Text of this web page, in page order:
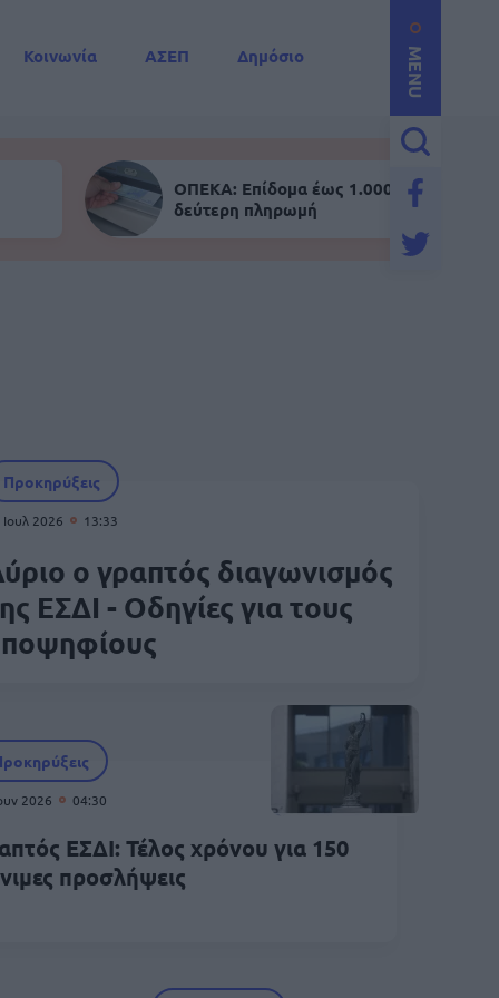
MENU
Κοινωνία ΑΣΕΠ
Δημόσιο
ΟΠΕΚΑ: Επίδομα έως 1.000 ευρώ -
δεύτερη πληρωμή
Προκηρύξεις
Ιουλ 2026 13:33
ο γραπτός διαγωνισμός
ΕΣΔΙ - Οδηγίες για τους
2026 04:30
ΕΣΔΙ: Τέλος χρόνου για 150
προσλήψεις